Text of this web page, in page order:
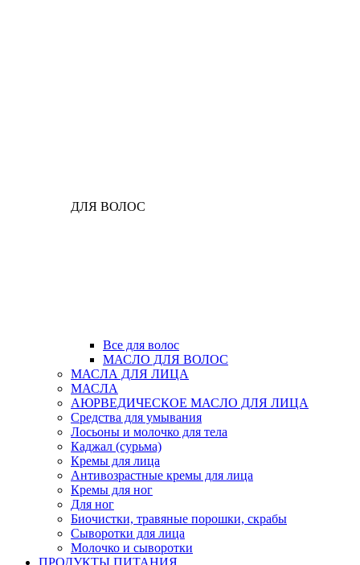
ДЛЯ ВОЛОС
Все для волос
МАСЛО ДЛЯ ВОЛОС
МАСЛА ДЛЯ ЛИЦА
МАСЛА
АЮРВЕДИЧЕСКОЕ МАСЛО ДЛЯ ЛИЦА
Средства для умывания
Лосьоны и молочко для тела
Каджал (сурьма)
Кремы для лица
Антивозрастные кремы для лица
Кремы для ног
Для ног
Биочистки, травяные порошки, скрабы
Сыворотки для лица
Молочко и сыворотки
ПРОДУКТЫ ПИТАНИЯ